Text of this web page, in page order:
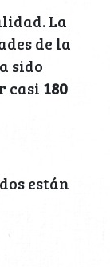
La
de la
sido
casi 180
están